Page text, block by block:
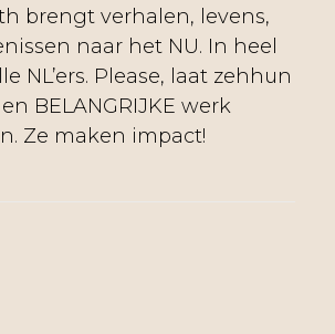
brengt verhalen, levens,
naar het NU. In heel
NL’ers. Please, laat zehhun
BELANGRIJKE werk
Ze maken impact!